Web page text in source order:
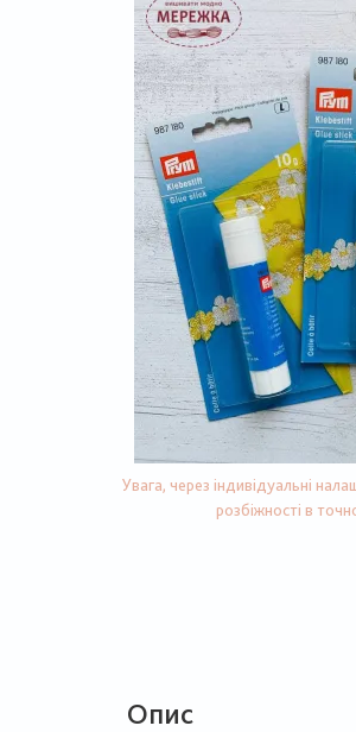
Увага, через індивідуальні
розбіжності в
Опис